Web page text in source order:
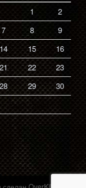
1
2
7 8
9
14 15
16
22
23
29
30